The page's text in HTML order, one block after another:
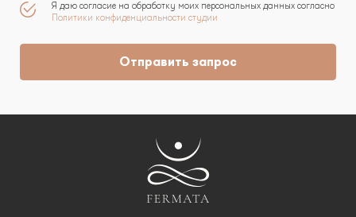
Я даю согласие на обработку моих персональных данных согласно
Политики конфиденциальности студии
Отправить запрос